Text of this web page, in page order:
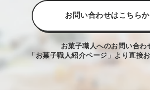
お問い合わせはこちら
お菓子職人へのお問い合わ
「お菓子職人紹介ページ」より直接